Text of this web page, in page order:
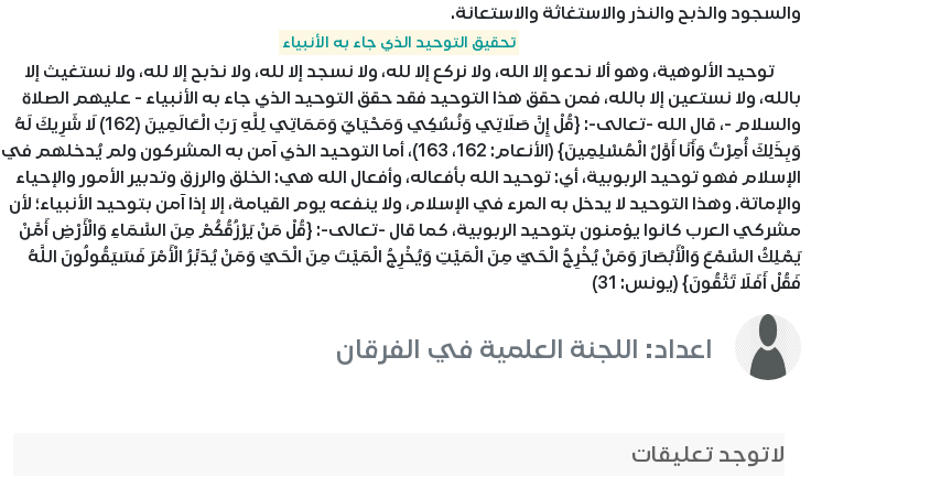
والسجود والذبح والنذر والاستغاثة والاستعانة.
تحقيق التوحيد الذي جاء به الأنبياء
توحيد الألوهية، وهو ألا ندعو إلا الله، ولا نركع إلا لله، ولا نسجد إلا لله، ولا نذبح إلا لله، ولا نستغيث إلا
بالله، ولا نستعين إلا بالله، فمن حقق هذا التوحيد فقد حقق التوحيد الذي جاء به الأنبياء - عليهم الصلاة
والسلام -، قال الله -تعالى-: {قُلْ إِنَّ صَلَاتِي وَنُسُكِي وَمَحْيَايَ وَمَمَاتِي لِلَّهِ رَبِّ الْعَالَمِينَ (162) لَا شَرِيكَ لَهُ
وَبِذَلِكَ أُمِرْتُ وَأَنَا أَوَّلُ الْمُسْلِمِينَ} (الأنعام: 162، 163)، أما التوحيد الذي آمن به المشركون ولم يُدخلهم في
الإسلام فهو توحيد الربوبية، أي: توحيد الله بأفعاله، وأفعال الله هي: الخلق والرزق وتدبير الأمور والإحياء
والإماتة. وهذا التوحيد لا يدخل به المرء في الإسلام، ولا ينفعه يوم القيامة، إلا إذا آمن بتوحيد الأنبياء؛ لأن
مشركي العرب كانوا يؤمنون بتوحيد الربوبية، كما قال -تعالى-: {قُلْ مَنْ يَرْزُقُكُمْ مِنَ السَّمَاءِ وَالْأَرْضِ أَمَّنْ
يَمْلِكُ السَّمْعَ وَالْأَبْصَارَ وَمَنْ يُخْرِجُ الْحَيَّ مِنَ الْمَيِّتِ وَيُخْرِجُ الْمَيِّتَ مِنَ الْحَيِّ وَمَنْ يُدَبِّرُ الْأَمْرَ فَسَيَقُولُونَ اللَّهُ
فَقُلْ أَفَلَا تَتَّقُونَ} (يونس: 31)
اعداد: اللجنة العلمية في الفرقان
لاتوجد تعليقات